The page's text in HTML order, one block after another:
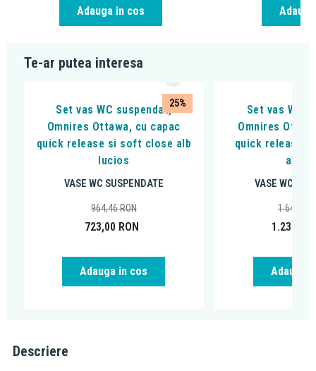
Adauga in cos
Te-ar putea interesa
25%
Set vas WC suspendat,
Omnires Ottawa, cu capac
quick release si soft close alb
lucios
VASE WC SUSPENDATE
723,00 RON
964,46RON
Adauga in cos
Set vas WC
Omnires
quick release
alb
VASE WC
1.237,00
1.649,73
Adauga
Descriere